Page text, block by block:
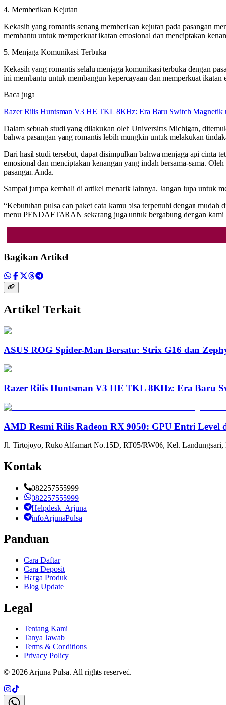
4. Memberikan Kejutan
Kekasih yang romantis senang memberikan kejutan pada pasangan
membantu untuk memperkuat ikatan emosional dan menciptakan
5. Menjaga Komunikasi Terbuka
Kekasih yang romantis selalu menjaga komunikasi terbuka dengan
ini membantu untuk membangun kepercayaan dan memperkuat ikatan
Baca juga
Razer Rilis Huntsman V3 HE TKL 8KHz: Era Baru Switch Magnetik
Dalam sebuah studi yang dilakukan oleh Universitas Michigan,
bahwa pasangan yang romantis lebih mungkin untuk melakukan
Dari hasil studi tersebut, dapat disimpulkan bahwa menjaga api cinta
emosional dan menciptakan kenangan yang indah bersama-sama.
pasangan Anda.
Sampai jumpa kembali di artikel menarik lainnya. Jangan lupa untuk
“Kebutuhan pulsa dan paket data kamu bisa terpenuhi dengan
menu PENDAFTARAN sekarang juga untuk bergabung dengan kami
Bagikan Artikel
Artikel Terkait
ASUS ROG Spider-Man Bersatu: Strix G16 dan
Razer Rilis Huntsman V3 HE TKL 8KHz: Era Baru
AMD Resmi Rilis Radeon RX 9050: GPU Entri
Jl. Tirtojoyo, Ruko Alfamart No.15D, RT05/RW06, Kel.
Kontak
082257555999
082257555999
Helpdesk_Arjuna
infoArjunaPulsa
Panduan
Cara Daftar
Cara Deposit
Harga Produk
Blog Update
Legal
Tentang Kami
Tanya Jawab
Terms & Conditions
Privacy Policy
© 2026 Arjuna Pulsa. All rights reserved.